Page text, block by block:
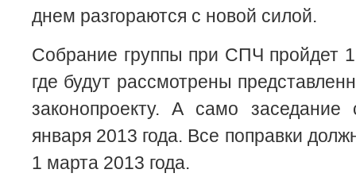
днем разгораются с новой силой.
Собрание группы при СПЧ пройдет
где будут рассмотрены
законопроекту. А само заседание
января 2013 года. Все поправки
1 марта 2013 года.